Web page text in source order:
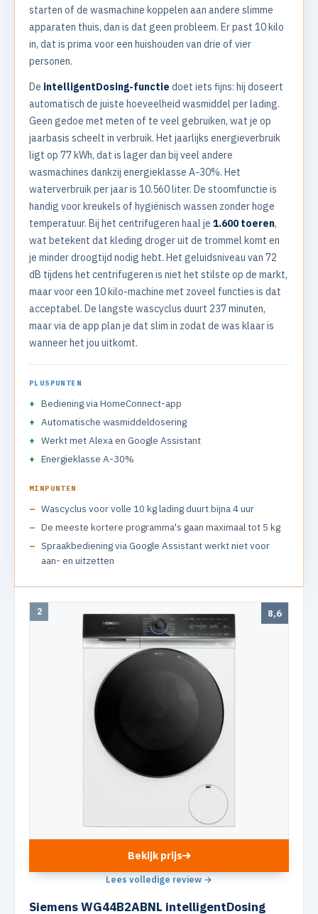
starten of de wasmachine koppelen aan andere slimme
apparaten thuis, dan is dat geen probleem. Er past 10 kilo
in, dat is prima voor een huishouden van drie of vier
personen.
De intelligentDosing-functie doet iets fijns: hij doseert
automatisch de juiste hoeveelheid wasmiddel per lading.
Geen gedoe met meten of te veel gebruiken, wat je op
jaarbasis scheelt in verbruik. Het jaarlijks energieverbruik
ligt op 77 kWh, dat is lager dan bij veel andere
wasmachines dankzij energieklasse A-30%. Het
waterverbruik per jaar is 10.560 liter. De stoomfunctie is
handig voor kreukels of hygiënisch wassen zonder hoge
temperatuur. Bij het centrifugeren haal je 1.600 toeren,
wat betekent dat kleding droger uit de trommel komt en
je minder droogtijd nodig hebt. Het geluidsniveau van 72
dB tijdens het centrifugeren is niet het stilste op de markt,
maar voor een 10 kilo-machine met zoveel functies is dat
acceptabel. De langste wascyclus duurt 237 minuten,
maar via de app plan je dat slim in zodat de was klaar is
wanneer het jou uitkomt.
PLUSPUNTEN
Bediening via HomeConnect-app
Automatische wasmiddeldosering
Werkt met Alexa en Google Assistant
Energieklasse A-30%
MINPUNTEN
Wascyclus voor volle 10 kg lading duurt bijna 4 uur
De meeste kortere programma's gaan maximaal tot 5 kg
Spraakbediening via Google Assistant werkt niet voor
aan- en uitzetten
2 8,6
Bekijk prijs
Lees volledige review →
Siemens WG44B2ABNL intelligentDosing